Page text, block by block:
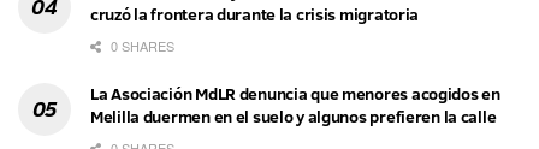
cruzó la frontera durante la crisis migratoria
0 SHARES
La Asociación MdLR denuncia que menores acogidos en
Melilla duermen en el suelo y algunos prefieren la calle